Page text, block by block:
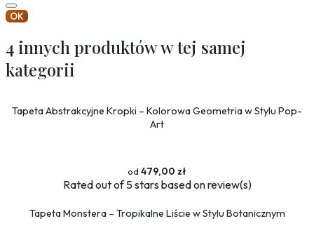
OK
4 innych produktów w tej samej
kategorii
Tapeta Abstrakcyjne Kropki – Kolorowa Geometria w Stylu Pop-
Art
479,00 zł
Ratedout of 5 stars based onreview(s)
Tapeta Monstera – Tropikalne Liście w Stylu Botanicznym